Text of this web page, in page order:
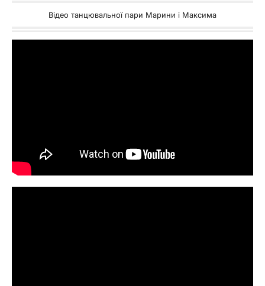
Відео танцювальної пари Марини і Максима